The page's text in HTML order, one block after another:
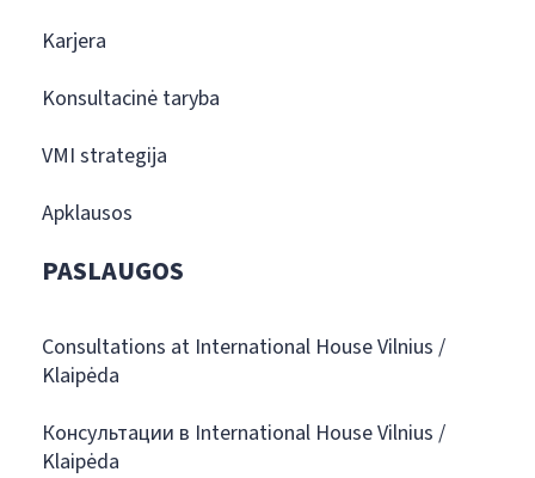
Karjera
Konsultacinė taryba
VMI strategija
Apklausos
PASLAUGOS
Consultations at International House Vilnius /
Klaipėda
Консультации в International House Vilnius /
Klaipėda